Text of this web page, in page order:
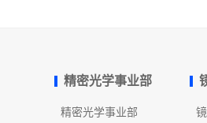
精密光学事业部
精密光学事业部